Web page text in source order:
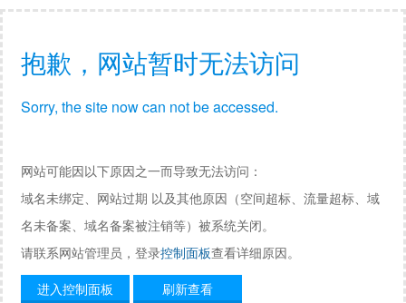
抱歉，网站暂时无法访问
Sorry, the site now can not be accessed.
网站可能因以下原因之一而导致无法访问：
域名未绑定、网站过期 以及其他原因（空间超标、流量超标、域
名未备案、域名备案被注销等）被系统关闭。
请联系网站管理员，登录控制面板查看详细原因。
进入控制面板
刷新查看